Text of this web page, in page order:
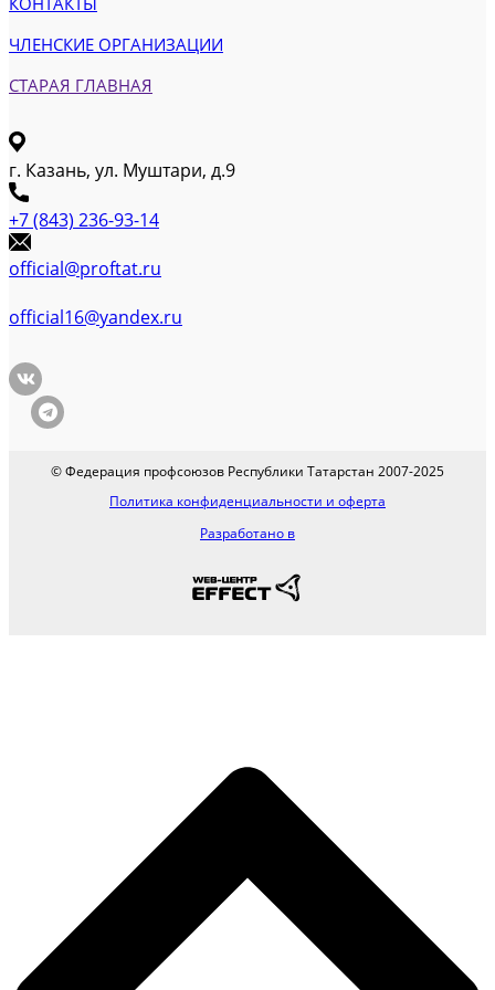
ЧЛЕНСКИЕ ОРГАНИЗАЦИИ
СТАРАЯ ГЛАВНАЯ
г. Казань, ул. Муштари, д.9
+7 (843) 236-93-14
official@proftat.ru
official16@yandex.ru
© Федерация профсоюзов Республики Татарстан 2007-2025
Политика конфиденциальности и оферта
Разработано в